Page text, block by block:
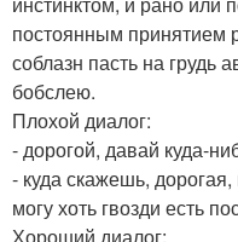
постоянным принятием
соблазн пасть на грудь
бобслею.
Плохой диалог:
- дорогой, давай куда-
- куда скажешь,
могу хоть гвозди есть
Хороший диалог: